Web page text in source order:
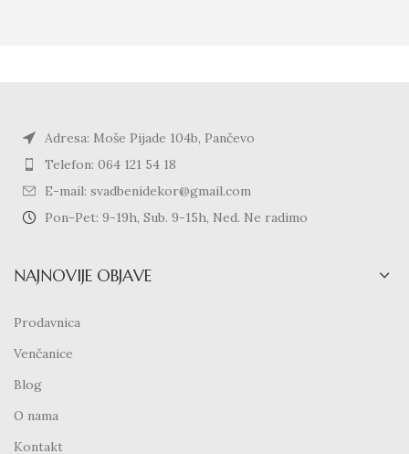
Adresa: Moše Pijade 104b, Pančevo
Telefon: 064 121 54 18
E-mail: svadbenidekor@gmail.com
Pon-Pet: 9-19h, Sub. 9-15h, Ned. Ne radimo
NAJNOVIJE OBJAVE
Prodavnica
Venčanice
Blog
O nama
Kontakt